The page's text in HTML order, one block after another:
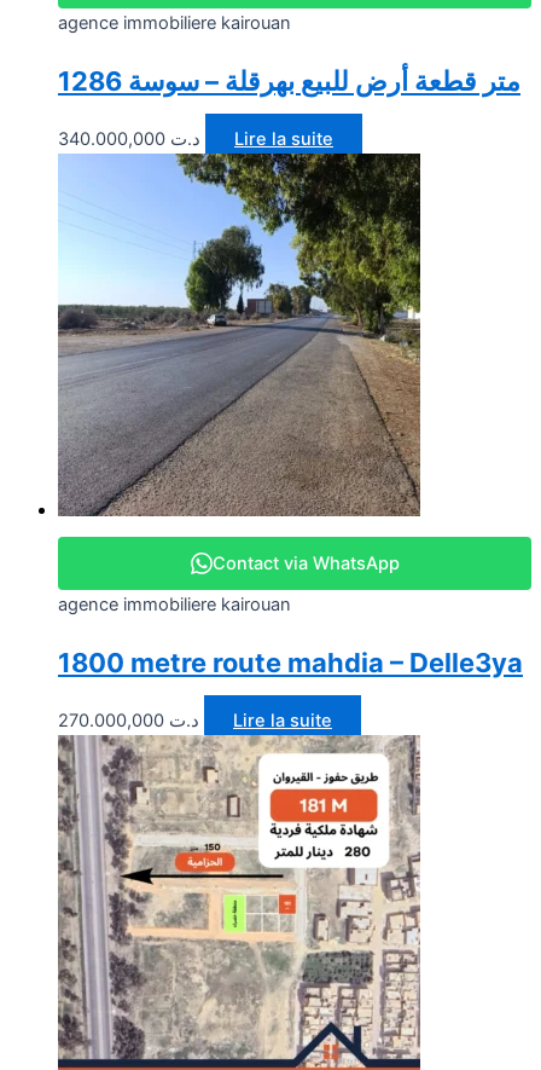
agence immobiliere kairouan
1286 متر قطعة أرض للبيع بهرقلة – سوسة
د.ت Lire la suite
Contact via WhatsApp
agence immobiliere kairouan
1800 metre route mahdia – Delle3ya
د.ت Lire la suite